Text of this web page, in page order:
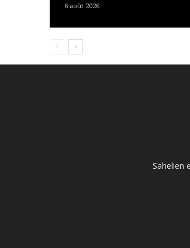
6 août 2026
Sahelien